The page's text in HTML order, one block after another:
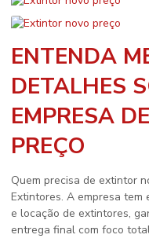
ENTENDA
DETALHES
EMPRESA
PREÇO
Quem precisa de extintor
Extintores. A empresa tem
e locação de extintores,
entrega final com foco